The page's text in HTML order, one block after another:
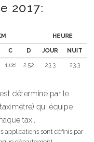
2017:
HEURE
C D JOUR NUIT
1.68 2.52 23.3 23.3
déterminé par le
qui équipe
taxi.
applications sont définis par